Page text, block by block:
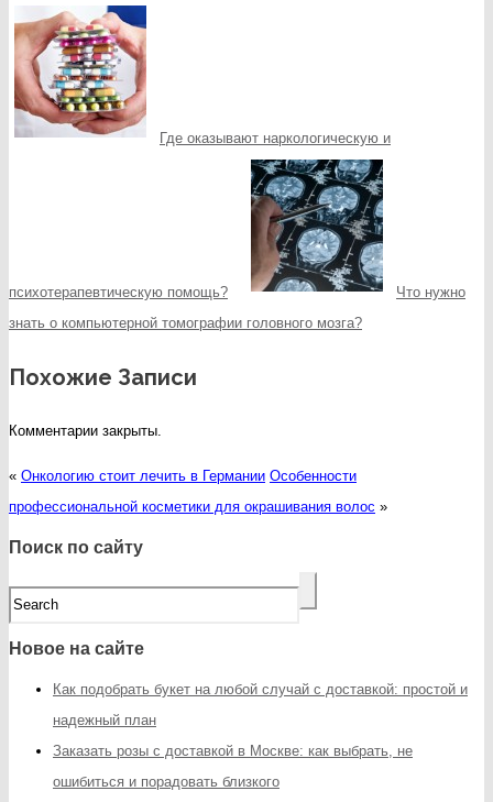
Где оказывают наркологическую и
психотерапевтическую помощь?
Что нужно
знать о компьютерной томографии головного мозга?
Похожие Записи
Комментарии закрыты.
« Онкологию стоит лечить в Германии Особенности
профессиональной косметики для окрашивания волос »
Поиск по сайту
Новое на сайте
Как подобрать букет на любой случай с доставкой: простой и
надежный план
Заказать розы с доставкой в Москве: как выбрать, не
ошибиться и порадовать близкого